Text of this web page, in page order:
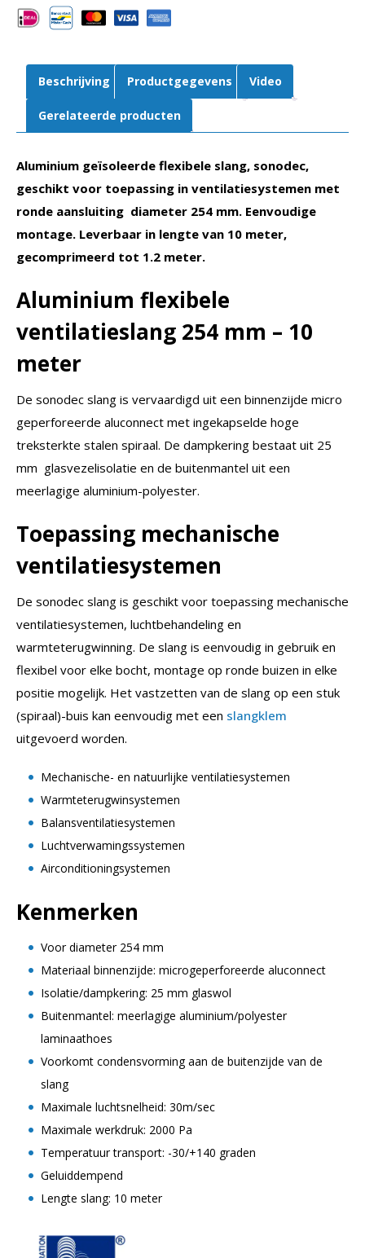
geisoleerd
|
meter
aantalBeschrijving Productgegevens Video
Gerelateerde producten
Aluminium geïsoleerde flexibele slang, sonodec,
geschikt voor toepassing in ventilatiesystemen met
ronde aansluiting diameter 254 mm. Eenvoudige
montage. Leverbaar in lengte van 10 meter,
gecomprimeerd tot 1.2 meter.
Aluminium flexibele
ventilatieslang 254 mm – 10
meter
De sonodec slang is vervaardigd uit een binnenzijde micro
geperforeerde aluconnect met ingekapselde hoge
treksterkte stalen spiraal. De dampkering bestaat uit 25
mm glasvezelisolatie en de buitenmantel uit een
meerlagige aluminium-polyester.
Toepassing mechanische
ventilatiesystemen
De sonodec slang is geschikt voor toepassing mechanische
ventilatiesystemen, luchtbehandeling en
warmteterugwinning. De slang is eenvoudig in gebruik en
flexibel voor elke bocht, montage op ronde buizen in elke
positie mogelijk. Het vastzetten van de slang op een stuk
(spiraal)-buis kan eenvoudig met een slangklem
uitgevoerd worden.
Mechanische- en natuurlijke ventilatiesystemen
Warmteterugwinsystemen
Balansventilatiesystemen
Luchtverwamingssystemen
Airconditioningsystemen
Kenmerken
Voor diameter 254 mm
Materiaal binnenzijde: microgeperforeerde aluconnect
Isolatie/dampkering: 25 mm glaswol
Buitenmantel: meerlagige aluminium/polyester
laminaathoes
Voorkomt condensvorming aan de buitenzijde van de
slang
Maximale luchtsnelheid: 30m/sec
Maximale werkdruk: 2000 Pa
Temperatuur transport: -30/+140 graden
Geluiddempend
Lengte slang: 10 meter